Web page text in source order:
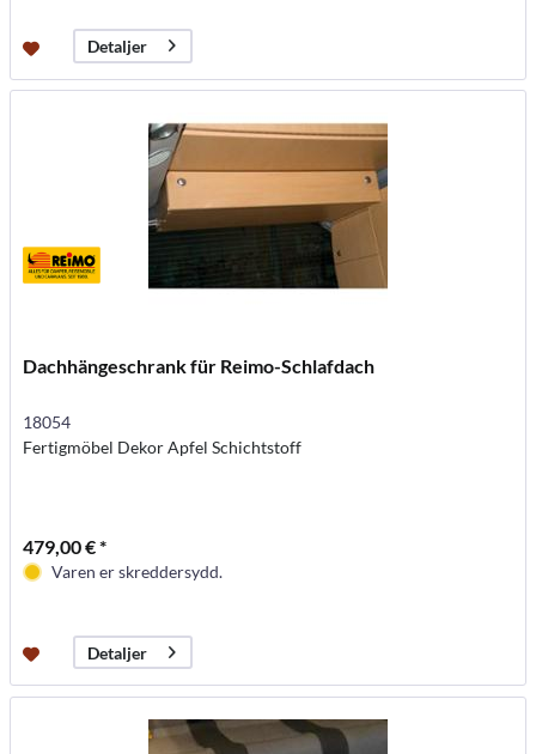
Detaljer
Dachhängeschrank für Reimo-Schlafdach
18054
Fertigmöbel Dekor Apfel Schichtstoff
479,00 € *
Varen er skreddersydd.
Detaljer